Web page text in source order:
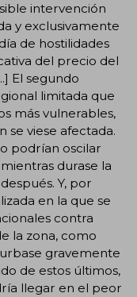
intervención
y exclusivamente
de hostilidades
del precio del
El segundo
limitada que
más vulnerables,
se viese afectada.
podrían oscilar
durase la
Y, por
en la que se
contra
la zona, como
gravemente
de estos últimos,
llegar en el peor